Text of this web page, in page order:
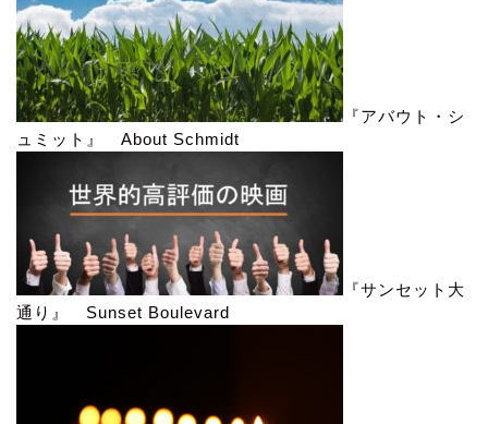
『アバウト・シ
ュミット』 About Schmidt
『サンセット大
通り』 Sunset Boulevard